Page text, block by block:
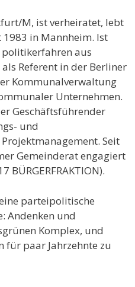
M, ist verheiratet, lebt
1983 in Mannheim. Ist
aus
Referent in der Berliner
Kommunalverwaltung
Unternehmen.
Geschäftsführender
und
Seit
Gemeinderat engagiert
BÜRGERFRAKTION).
parteipolitische
Andenken und
Komplex, und
für paar Jahrzehnte zu